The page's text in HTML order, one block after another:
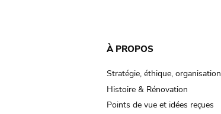
À PROPOS
Stratégie, éthique, organisation
Histoire & Rénovation
Points de vue et idées reçues